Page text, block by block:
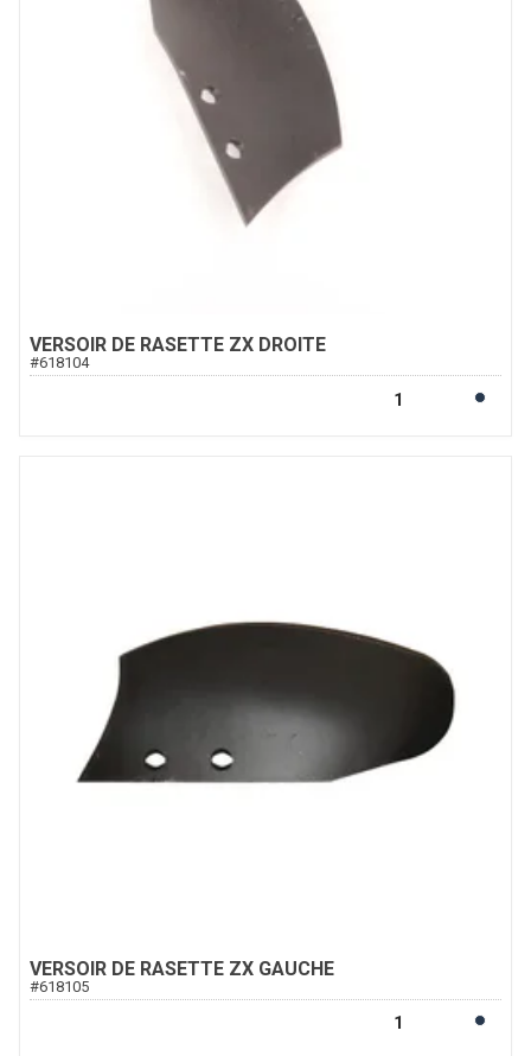
VERSOIR DE RASETTE ZX DROITE
#618104
VERSOIR DE RASETTE ZX GAUCHE
#618105